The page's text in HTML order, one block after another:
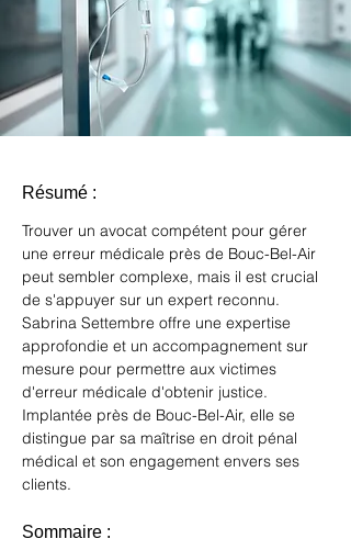
Résumé :
Trouver un avocat compétent pour gérer
une erreur médicale près de Bouc-Bel-Air
peut sembler complexe, mais il est crucial
de s'appuyer sur un expert reconnu.
Sabrina Settembre offre une expertise
approfondie et un accompagnement sur
mesure pour permettre aux victimes
d'erreur médicale d'obtenir justice.
Implantée près de Bouc-Bel-Air, elle se
distingue par sa maîtrise en droit pénal
médical et son engagement envers ses
clients.
Sommaire :